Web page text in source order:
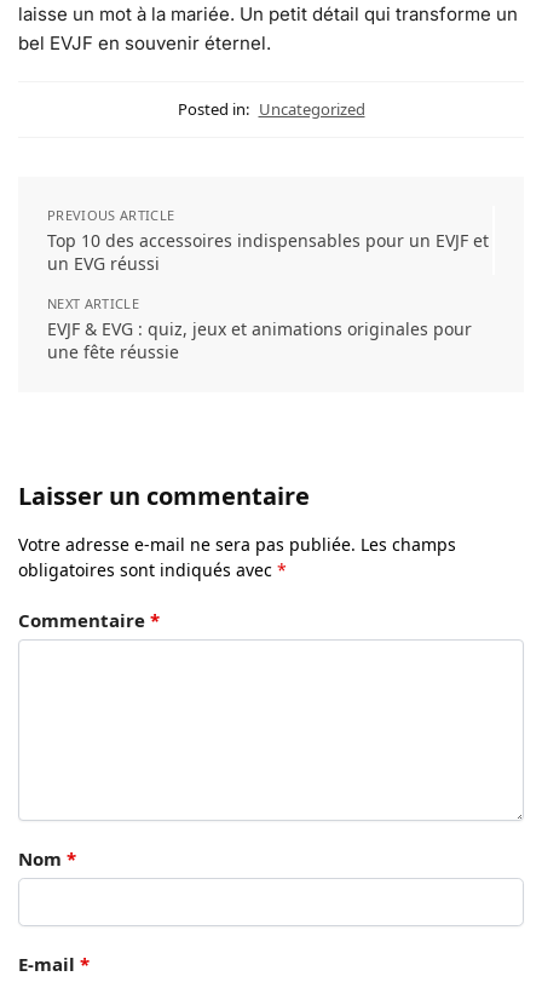
laisse un mot à la mariée. Un petit détail qui transforme un
bel EVJF en souvenir éternel.
Posted in: Uncategorized
PREVIOUS ARTICLE
Top 10 des accessoires indispensables pour un EVJF et
un EVG réussi
NEXT ARTICLE
EVJF & EVG : quiz, jeux et animations originales pour
une fête réussie
Laisser un commentaire
Votre adresse e-mail ne sera pas publiée. Les champs
obligatoires sont indiqués avec *
Commentaire *
Nom *
E-mail *